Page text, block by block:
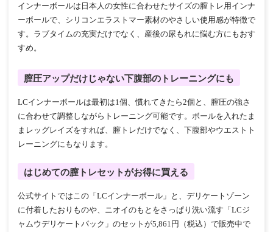
インナーボールは日本人の女性に合わせたサイズの膣トレ用インナ
ーボールで、シリコンエラストマー素材のやさしい使用感が特徴で
す。ラブタイムの充実だけでなく、産後の尿もれに悩む方にもおす
すめ。
膣圧アップだけじゃない下腹部のトレーニングにも
LCインナーボールは最初は1個、慣れてきたら2個と、膣圧の強さ
に合わせて調整しながらトレーニング可能です。ボールを入れたま
まレッグレイズをすれば、膣トレだけでなく、下腹部やウエストト
レーニングにもなります。
はじめての膣トレセットがお得に買える
公式サイトではこの「LCインナーボール」と、デリケートゾーン
に付着したおりものや、ニオイのもとをさっぱり洗い流す「LCジ
ャムウデリケートパック」のセットが5,861円（税込）で販売中で